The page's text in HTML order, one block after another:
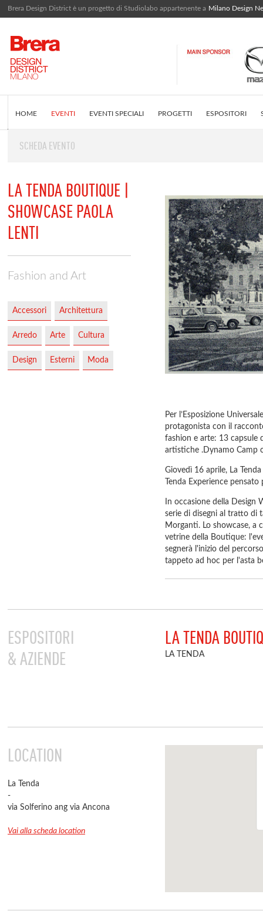
Brera Design District è un progetto di Studiolabo appartenente a Milano Design
HOME EVENTI EVENTI SPECIALI PROGETTI ESPOSITORI
EDITORIALE
SCHEDA EVENTO
LA TENDA BOUTIQUE |
SHOWCASE PAOLA
LENTI
Fashion and Art
Accessori Architettura
Arredo Arte Cultura
Design Esterni Moda
Per l’Esposizione
protagonista con il
fashion e arte: 13 capsule
artistiche .Dynamo Camp
Giovedì 16 aprile, La
Tenda Experience
In occasione della Design
serie di disegni al tratto di
Morganti. Lo showcase, a
vetrine della Boutique:
segnerà l'inizio del
tappeto ad hoc per l'asta
ESPOSITORI
& AZIENDE
LA TENDA
LA TENDA
LOCATION
La Tenda
-
via Solferino ang via Ancona
Vai alla scheda location